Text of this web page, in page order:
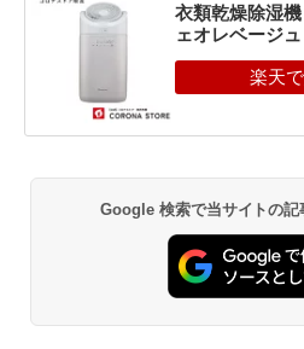
衣類乾燥除湿
ェオレベージュ
Google 検索で当サイトの記